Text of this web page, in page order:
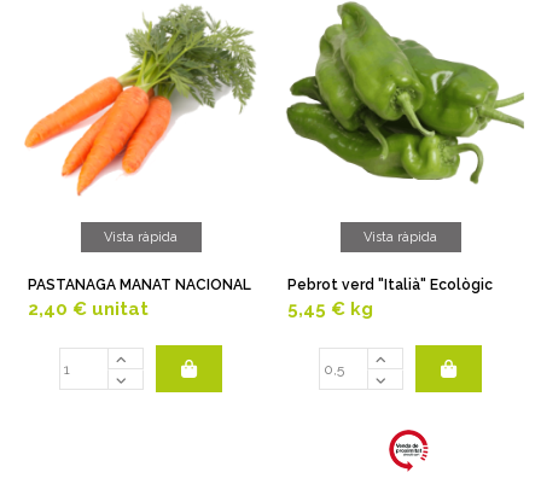
Vista ràpida
PASTANAGA MANAT NACIONAL
2,40 € unitat
Vista ràpida
Pebrot verd "Italià" Ecològic
5,45 € kg